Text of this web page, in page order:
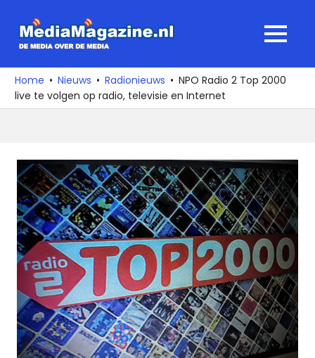
naar
media
over
de
MENU
Home Nieuws Radionieuws
NPO Radio 2 Top 2000
live te volgen op radio, televisie en Internet